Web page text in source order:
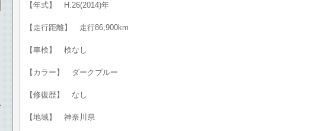
【年式】 H.26(2014)年
【走行距離】 走行86,900km
【車検】 検なし
【カラー】 ダークブルー
【修復歴】 なし
【地域】 神奈川県